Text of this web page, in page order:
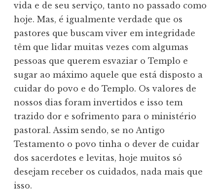
vida e de seu serviço, tanto no passado como
hoje. Mas, é igualmente verdade que os
pastores que buscam viver em integridade
têm que lidar muitas vezes com algumas
pessoas que querem esvaziar o Templo e
sugar ao máximo aquele que está disposto a
cuidar do povo e do Templo. Os valores de
nossos dias foram invertidos e isso tem
trazido dor e sofrimento para o ministério
pastoral. Assim sendo, se no Antigo
Testamento o povo tinha o dever de cuidar
dos sacerdotes e levitas, hoje muitos só
desejam receber os cuidados, nada mais que
isso.